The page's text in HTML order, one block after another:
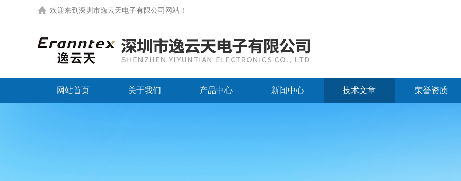
欢迎来到 深圳市逸云天电子有限公司网站 ！
网站首页 关于我们 产品中心 新闻中心 技术文章 荣誉资质